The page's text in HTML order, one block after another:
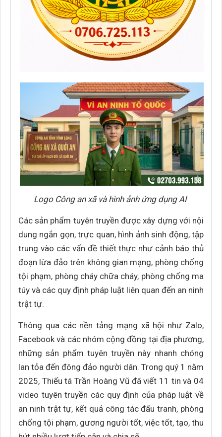
Logo Công an xã và hình ảnh ứng dụng AI
Các sản phẩm tuyên truyền được xây dựng với nội
dung ngắn gọn, trực quan, hình ảnh sinh động, tập
trung vào các vấn đề thiết thực như cảnh báo thủ
đoạn lừa đảo trên không gian mạng, phòng chống
tội phạm, phòng cháy chữa cháy, phòng chống ma
túy và các quy định pháp luật liên quan đến an ninh
trật tự.
Thông qua các nền tảng mạng xã hội như Zalo,
Facebook và các nhóm cộng đồng tại địa phương,
những sản phẩm tuyên truyền này nhanh chóng
lan tỏa đến đông đảo người dân. Trong quý 1 năm
2025, Thiếu tá Trần Hoàng Vũ đã viết 11 tin và 04
video tuyên truyền các quy định của pháp luật về
an ninh trật tự, kết quả công tác đấu tranh, phòng
chống tội phạm, gương người tốt, việc tốt, tạo, thu